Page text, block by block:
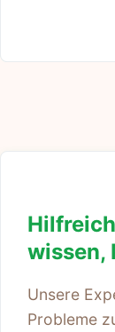
wissen,
Unsere
Probleme